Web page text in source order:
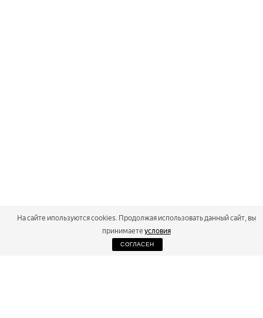
2026
На сайте ипользуются cookies. Продолжая использовать данный сайт, вы
принимаете условия
СОГЛАСЕН